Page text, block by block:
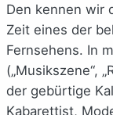
Den kennen wir
Zeit eines der
Fernsehens. In
(„Musikszene“,
der gebürtige
Kabarettist,